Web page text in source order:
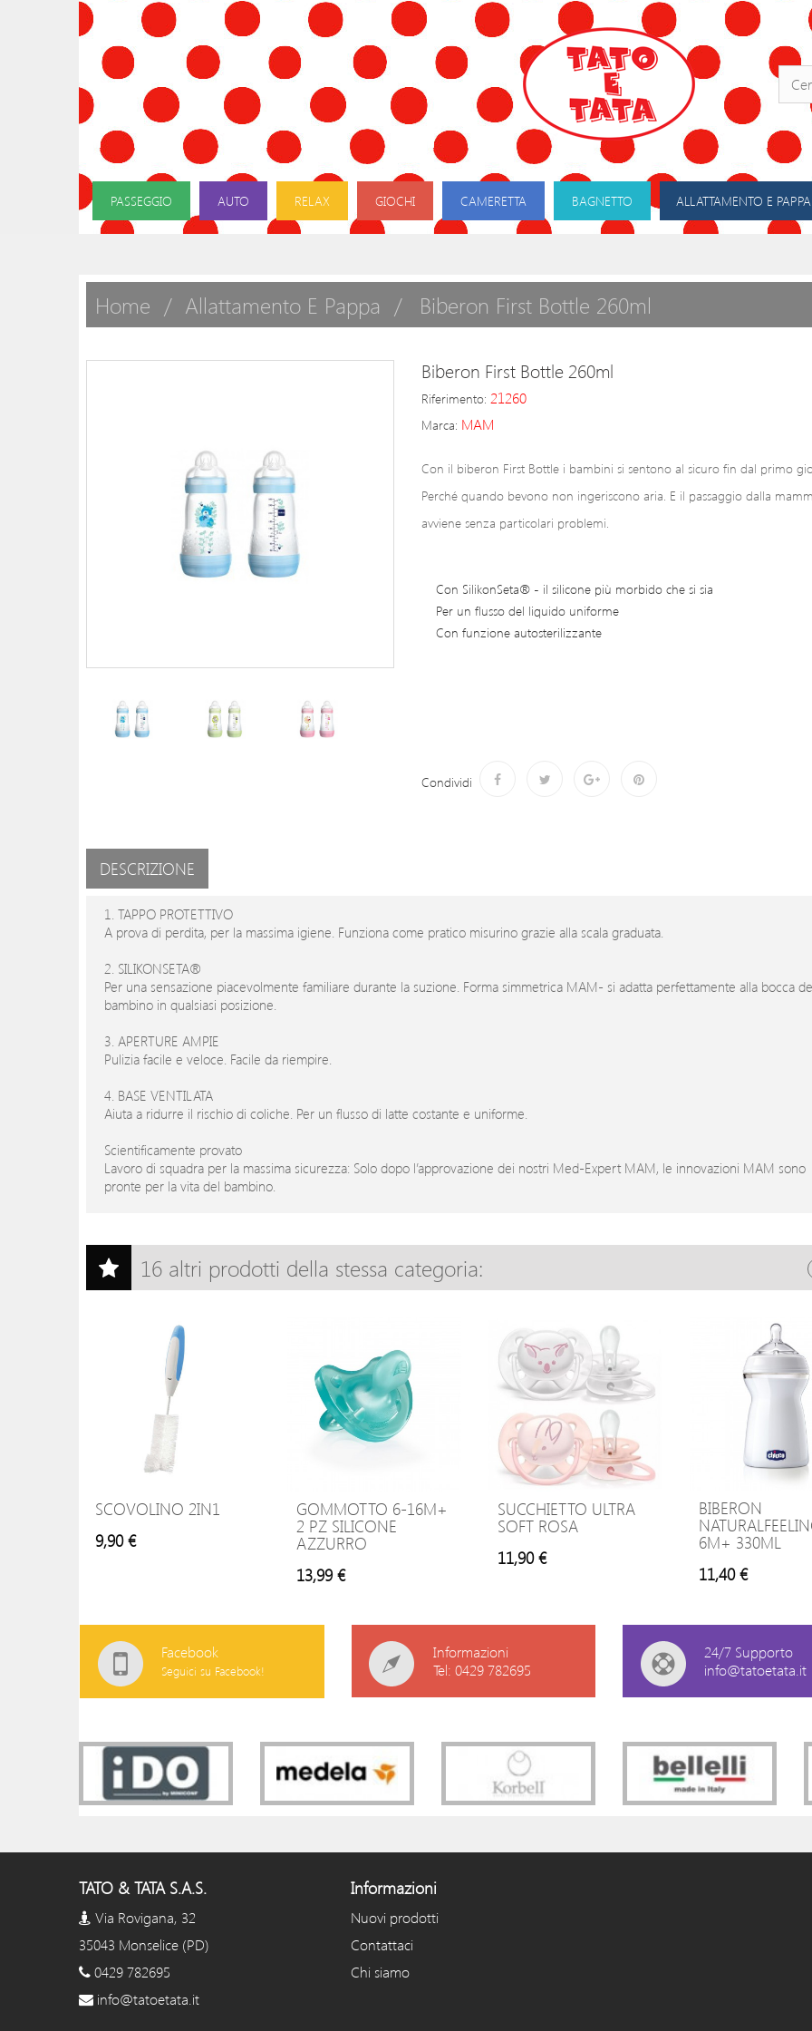
PASSEGGIO AUTO RELAX GIOCHI CAMERETTA BAGNETTO ALLATTAMENTO E PAPPA
Home Allattamento E Pappa Biberon First Bottle 260ml
Biberon First Bottle 260ml
Riferimento: 21260
Marca: MAM
Con il biberon First Bottle i bambini si sentono al sicuro fin dal primo
Perché quando bevono non ingeriscono aria. E il passaggio dalla
avviene senza particolari problemi.
Con SilikonSeta® - il silicone più morbido che si sia
Per un flusso del liquido uniforme
Con funzione autosterilizzante
Condividi
DESCRIZIONE
1. TAPPO PROTETTIVO
A prova di perdita, per la massima igiene. Funziona come pratico misurino grazie alla scala graduata.
2. SILIKONSETA®
Per una sensazione piacevolmente familiare durante la suzione. Forma simmetrica MAM- si adatta perfettamente alla bocca
bambino in qualsiasi posizione.
3. APERTURE AMPIE
Pulizia facile e veloce. Facile da riempire.
4. BASE VENTILATA
Aiuta a ridurre il rischio di coliche. Per un flusso di latte costante e uniforme.
Scientificamente provato
Lavoro di squadra per la massima sicurezza: Solo dopo l’approvazione dei nostri Med-Expert MAM, le innovazioni MAM sono
pronte per la vita del bambino.
16 altri prodotti della stessa categoria:
SCOVOLINO 2IN1
9,90 €
GOMMOTTO 6-16M+
2 PZ SILICONE
AZZURRO
13,99 €
SUCCHIETTO ULTRA
SOFT ROSA
11,90 €
BIBERON
6M+ 330ML
11,40 €
Facebook
Seguici su Facebook!
Informazioni
Tel: 0429 782695
24/7 Supporto
info@tatoetata.it
TATO & TATA S.A.S.
Via Rovigana, 32
35043 Monselice (PD)
0429 782695
info@tatoetata.it
Informazioni
Nuovi prodotti
Contattaci
Chi siamo